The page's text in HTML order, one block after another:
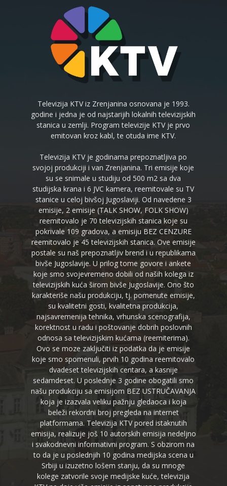
Televizija KTV iz Zrenjanina osnovana je 1993.
godine i jedna je od najstarijih lokalnih televizijskih
stanica u zemlji. Program televizije KTV je prvo
emitovan kroz kabl, te otuda ime KTV.
Televizija KTV je godinama prepoznatljiva po
svojoj produkciji i van Zrenjanina. Tri emisije koje
su se snimale u studiju od 500 m2 sa dva
studijska krana i 6 JVC kamera, reemitovale su TV
stanice u celoj bivšoj Jugoslaviji. Od navedene 3
emisije, 2 emisije (TALK SHOW, FOLK SHOW)
reemitovalo je 70 televizijskih stanica koje su
pokrivale 109 gradova, a emisiju BEZ CENZURE
reemitovalo je 45 televizijskih stanica. Ove emisije
postale su naš prepoznatljiv brend i u republikama
bivše Jugoslavije. U prilog tome govore i ankete
koje smo svojevremeno dobili od naših kolega iz
televizijskih kuća širom bivše Jugoslavije. Ono što
karakteriše našu produkciju, tj. pomenute emisije,
su kvalitetni gosti, kvalitetna produkcija,
najsavremenija tehnika, vrhunska scenografija,
korektnost u radu i poštovanje dobrih poslovnih
odnosa sa televizijskim kućama (reemiterima).
Ovo se moze zaključiti iz podatka da je emisije
koje smo spomenuli, prvih 10 godina reemitovalo
dvadeset televizijskih centara, a kasnije
sedamdeset. U poslednje 3 godine obogatili smo
našu produkciju sa emisijom BEZ USTRUČAVANJA
koja je izazvala veliku pažnju gledaoca i koja
beleži rekordni broj pregleda na internet
platformama. Televizija KTV pored istaknutih
emisija, realizuje još 10 autorskih emisija nedeljno
i svakodnevni informativni program. S obzirom na
to da je u poslednjih 10 godina medijska scena u
Srbiji u izuzetno lošem stanju, da su mnoge
kolege zatvorile svoje medijske kuće, televizija